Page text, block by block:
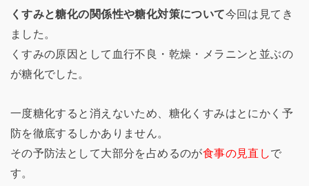
くすみと糖化の関係性や糖化対策について今回は見てき
ました。
くすみの原因として血行不良・乾燥・メラニンと並ぶの
が糖化でした。
一度糖化すると消えないため、糖化くすみはとにかく予
防を徹底するしかありません。
その予防法として大部分を占めるのが食事の見直しで
す。